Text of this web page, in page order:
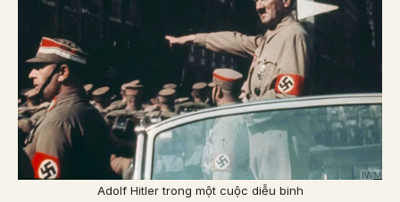
Adolf Hitler trong một cuộc diễu binh